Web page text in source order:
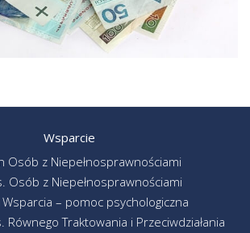
Wsparcie
Osób z Niepełnosprawnościami
Osób z Niepełnosprawnościami
– pomoc psychologiczna
Równego Traktowania i Przeciwdziałania